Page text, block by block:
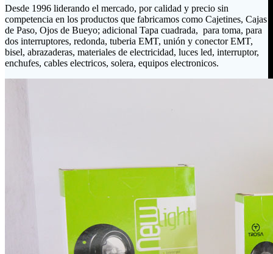
Desde 1996 liderando el mercado, por calidad y precio sin
competencia en los productos que fabricamos como Cajetines, Cajas
de Paso, Ojos de Bueyo; adicional Tapa cuadrada, para toma, para
dos interruptores, redonda, tuberia EMT, unión y conector EMT,
bisel, abrazaderas, materiales de electricidad, luces led, interruptor,
enchufes, cables electricos, solera, equipos electronicos.